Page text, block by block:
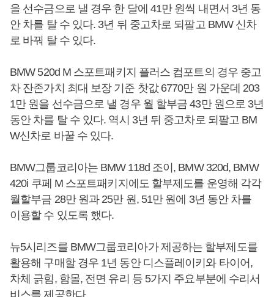
을 선수금으로 낼 경우 한 달에 41만 원씩 내면서 3년 동
안 차를 탈 수 있다. 3년 뒤 중고차로 되팔고 BMW 신차
로 바꿔 탈 수 있다.
BMW 520d M 스포트패키지 플러스 컴포트의 경우 중고
차 잔존가치 최대 보장 기준 찻값 6770만 원 가운데 203
1만 원을 선수금으로 낼 경우 월 할부금 43만 원으로 3년
동안 차를 탈 수 있다. 역시 3년 뒤 중고차로 되팔고 BM
W신차로 바꿀 수 있다.
BMW그룹코리아는 BMW 118d 조이, BMW 320d, BMW
420i 쿠페 M 스포트패키지에도 할부제도를 운영해 각각
월할부금 28만 원과 25만 원, 51만 원에 3년 동안 차를
이용할 수 있도록 했다.
뉴5시리즈를 BMW그룹코리아가 제공하는 할부제도를
활용해 구매할 경우 1년 동안 디스플레이키와 타이어,
차체 긁힘, 함몰, 전면 유리 등 5가지 주요부분에 수리서